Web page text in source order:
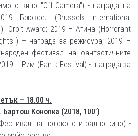
кино "Off Camera") - награда на
Брюксел (Brussels International
Orbit Award; 2019 – Атина (Horrorant
– награда за режисура; 2019 –
фестивал на фантастичните
– Рим (Fanta Festival) - награда за
– 18.00 ч.
Конопка (2018, 100’)
на полското игрално кино) -